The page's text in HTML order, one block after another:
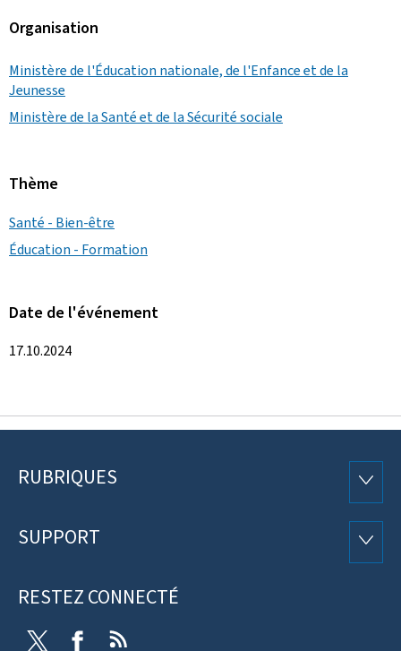
Organisation
Ministère de l'Éducation nationale, de l'Enfance et de la
Jeunesse
Ministère de la Santé et de la Sécurité sociale
Thème
Santé - Bien-être
Éducation - Formation
Date de l'événement
17.10.2024
Pied
page
RUBRIQUES
SUPPORT
RESTEZ CONNECTÉ
Twitter Facebook